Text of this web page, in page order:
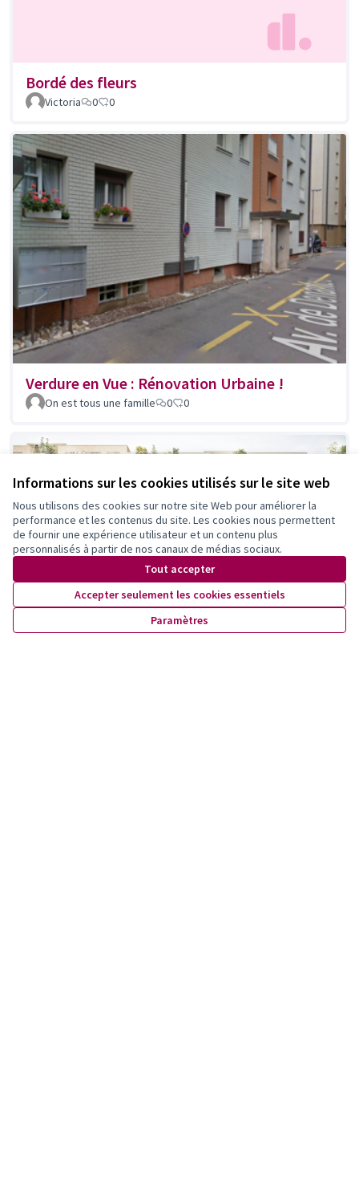
Informations sur les cookies utilisés sur le site web
Nous utilisons des cookies sur notre site Web pour améliorer la
performance et les contenus du site. Les cookies nous permettent
de fournir une expérience utilisateur et un contenu plus
personnalisés à partir de nos canaux de médias sociaux.
Tout accepter
Accepter seulement les cookies essentiels
Paramètres
Bordé des fleurs
Victoria 0 0
Verdure en Vue : Rénovation Urbaine !
On est tous une famille 0 0
Végétalisation des terrasses du 5ème étage
d’un immeuble dans le nouveau quartier des